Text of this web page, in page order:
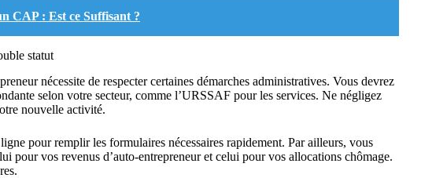
CAP : Est ce Suffisant ?
statut
nécessite de respecter certaines démarches administratives. Vous devrez
selon votre secteur, comme l’URSSAF pour les services. Ne négligez
nouvelle activité.
pour remplir les formulaires nécessaires rapidement. Par ailleurs, vous
pour vos revenus d’auto-entrepreneur et celui pour vos allocations chômage.